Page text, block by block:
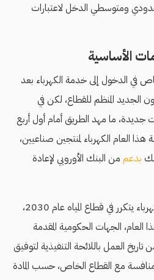
ومتوسطي الدخل لاعتبارات
الأساسية
في الدخول إلى خدمة الكهرباء بعد
المنظم للقطاع، لكن في
جديدة، ما مهد الطريق أمام أول أربع
العام الكهرباء لمنتجين صناعيين،
بدعم من البنك الأوروبي لإعادة
وعلى الأرجح سنرى سيناريو الكهرباء يتكرر في قطاع المياه عام 2030،
العام، الجهات الحكومية المقدمة
العمل باللائحة التنفيذية لتوفيق
مع القطاع الخاص، حسب المادة